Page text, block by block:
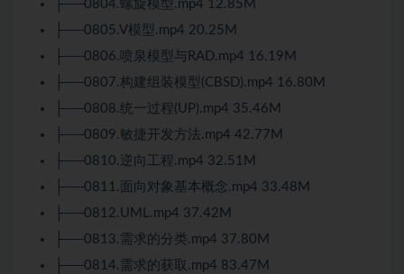
├──0804.螺旋模型.mp4 12.85M
├──0805.V模型.mp4 20.25M
├──0806.喷泉模型与RAD.mp4 16.19M
├──0807.构建组装模型(CBSD).mp4 16.80M
├──0808.统一过程(UP).mp4 35.46M
├──0809.敏捷开发方法.mp4 42.77M
├──0810.逆向工程.mp4 32.51M
├──0811.面向对象基本概念.mp4 33.48M
├──0812.UML.mp4 37.42M
├──0813.需求的分类.mp4 37.80M
├──0814.需求的获取.mp4 83.47M